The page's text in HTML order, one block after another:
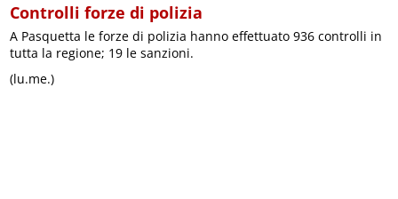
Controlli forze di polizia
A Pasquetta le forze di polizia hanno effettuato 936 controlli in
tutta la regione; 19 le sanzioni.
(lu.me.)